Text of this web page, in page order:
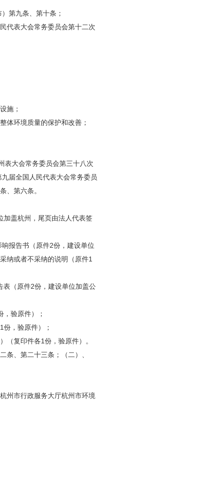
第九条、第十条；
代表大会常务委员会第十二次
施；
体环境质量的保护和改善；
表大会常务委员会第三十八次
届全国人民代表大会常务委员
、第六条。
加盖杭州，尾页由法人代表签
报告书（原件2份，建设单位
纳或者不采纳的说明（原件1
表（原件2份，建设单位加盖公
验原件）；
，验原件）；
（复印件各1份，验原件）。
条、第二十三条；（二）、
州市行政服务大厅杭州市环境